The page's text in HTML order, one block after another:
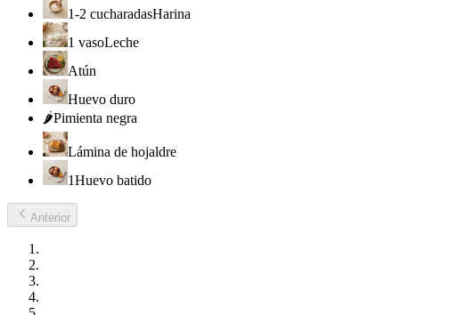
1-2 cucharadasHarina
1 vasoLeche
Atún
Huevo duro
🌶️Pimienta negra
Lámina de hojaldre
1Huevo batido
Anterior